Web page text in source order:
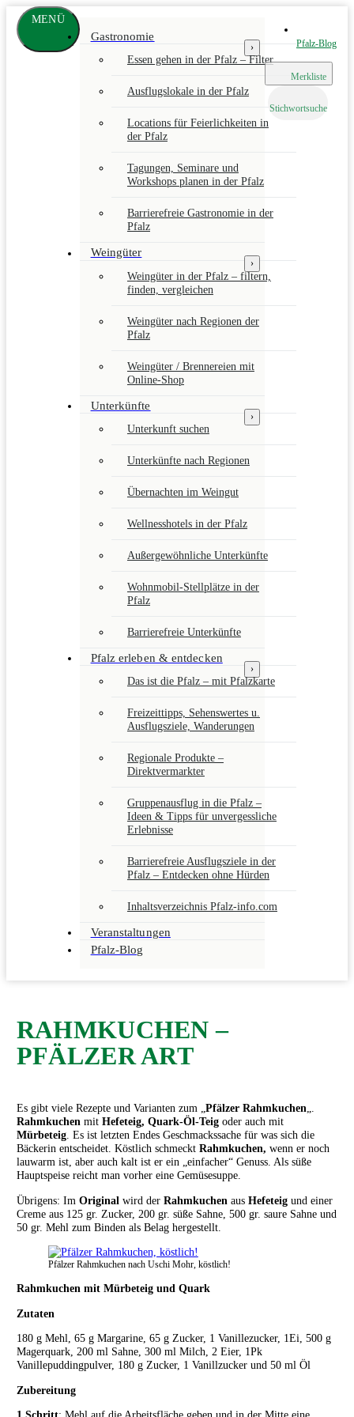
Zum
Hauptinhalt
www.pfalz-
info.com
MENÜ
Gastronomie
›
Essen gehen in der Pfalz – Filter
Ausflugslokale in der Pfalz
Locations für Feierlichkeiten in
der Pfalz
Tagungen, Seminare und
Workshops planen in der Pfalz
Barrierefreie Gastronomie in der
Pfalz
Weingüter
›
Weingüter in der Pfalz – filtern,
finden, vergleichen
Weingüter nach Regionen der
Pfalz
Weingüter / Brennereien mit
Online-Shop
Unterkünfte
›
Unterkunft suchen
Unterkünfte nach Regionen
Übernachten im Weingut
Wellnesshotels in der Pfalz
Außergewöhnliche Unterkünfte
Wohnmobil-Stellplätze in der
Pfalz
Barrierefreie Unterkünfte
Pfalz erleben & entdecken
›
Das ist die Pfalz – mit Pfalzkarte
Freizeittipps, Sehenswertes u.
Ausflugsziele, Wanderungen
Regionale Produkte –
Direktvermarkter
Gruppenausflug in die Pfalz –
Ideen & Tipps für unvergessliche
Erlebnisse
Barrierefreie Ausflugsziele in der
Pfalz – Entdecken ohne Hürden
Inhaltsverzeichnis Pfalz-info.com
Veranstaltungen
Pfalz-Blog
Pfalz-Blog
Merkliste
Stichwortsuche
RAHMKUCHEN –
PFÄLZER ART
Es gibt viele Rezepte und Varianten zum „Pfälzer Rahmkuchen„.
Rahmkuchenmit Hefeteig, Quark-Öl-Teigoder auch mit
Mürbeteig. Es ist letzten Endes Geschmackssache für was sich die
Bäckerin entscheidet. Köstlich schmeckt Rahmkuchen, wenn er noch
lauwarm ist, aber auch kalt ist er ein „einfacher“ Genuss. Als süße
Hauptspeise reicht man vorher eine Gemüsesuppe.
Übrigens: Im Original wird der Rahmkuchen aus Hefeteigund einer
Creme aus 125 gr. Zucker, 200 gr. süße Sahne, 500 gr. saure Sahne und
50 gr. Mehl zum Binden als Belag hergestellt.
Pfälzer Rahmkuchen nach Uschi Mohr, köstlich!
Rahmkuchen mit Mürbeteig und Quark
Zutaten
180 g Mehl, 65 g Margarine, 65 g Zucker, 1 Vanillezucker, 1Ei, 500 g
Magerquark, 200 ml Sahne, 300 ml Milch, 2 Eier, 1Pk
Vanillepuddingpulver, 180 g Zucker, 1 Vanillzucker und 50 ml Öl
Zubereitung